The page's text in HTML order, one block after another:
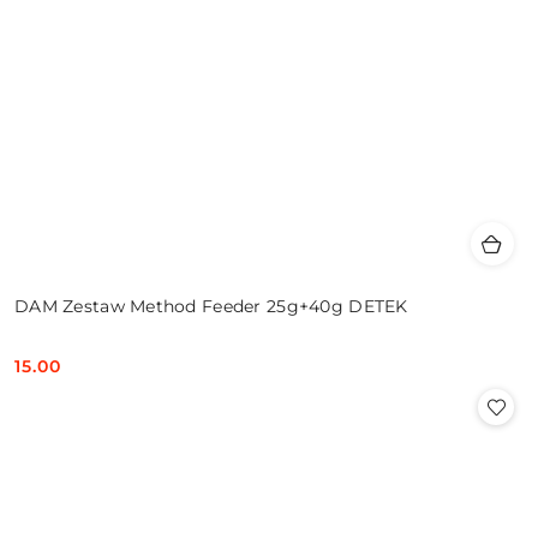
DAM Zestaw Method Feeder 25g+40g DETEK
Cena:
15.00